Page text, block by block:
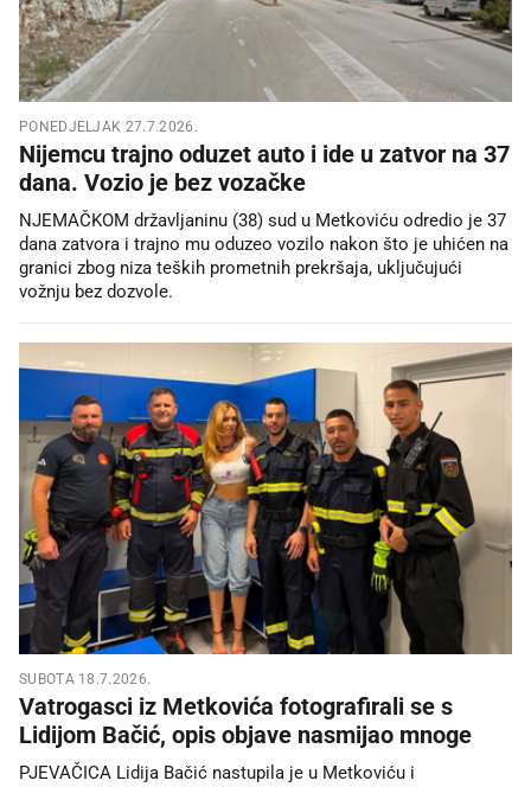
PONEDJELJAK 27.7.2026.
Nijemcu trajno oduzet auto i ide u zatvor na 37
dana. Vozio je bez vozačke
NJEMAČKOM državljaninu (38) sud u Metkoviću odredio je 37
dana zatvora i trajno mu oduzeo vozilo nakon što je uhićen na
granici zbog niza teških prometnih prekršaja, uključujući
vožnju bez dozvole.
SUBOTA 18.7.2026.
Vatrogasci iz Metkovića fotografirali se s
Lidijom Bačić, opis objave nasmijao mnoge
PJEVAČICA Lidija Bačić nastupila je u Metkoviću i